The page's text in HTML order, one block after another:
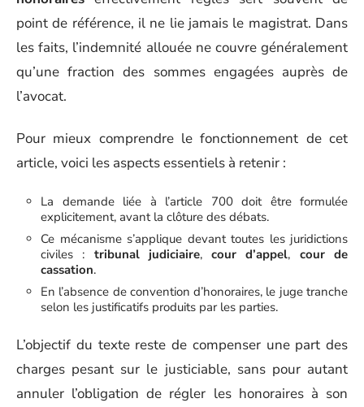
point de référence, il ne lie jamais le magistrat. Dans
les faits, l’indemnité allouée ne couvre généralement
qu’une fraction des sommes engagées auprès de
l’avocat.
Pour mieux comprendre le fonctionnement de cet
article, voici les aspects essentiels à retenir :
La demande liée à l’article 700 doit être formulée
explicitement, avant la clôture des débats.
Ce mécanisme s’applique devant toutes les juridictions
civiles : tribunal judiciaire,cour d’appel, cour de
cassation.
En l’absence de convention d’honoraires, le juge tranche
selon les justificatifs produits par les parties.
L’objectif du texte reste de compenser une part des
charges pesant sur le justiciable, sans pour autant
annuler l’obligation de régler les honoraires à son